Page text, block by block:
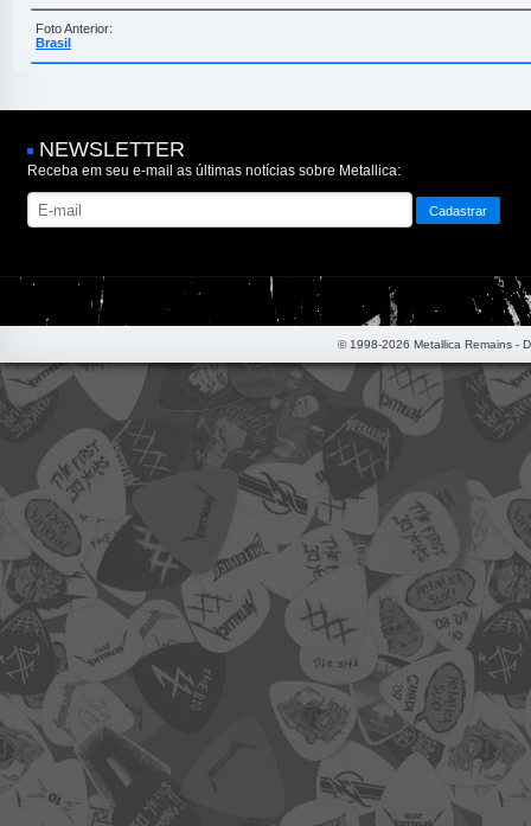
Foto Anterior:
Brasil
NEWSLETTER
Receba em seu e-mail as últimas notícias sobre Metallica:
© 1998-2026 Metallica Remains -